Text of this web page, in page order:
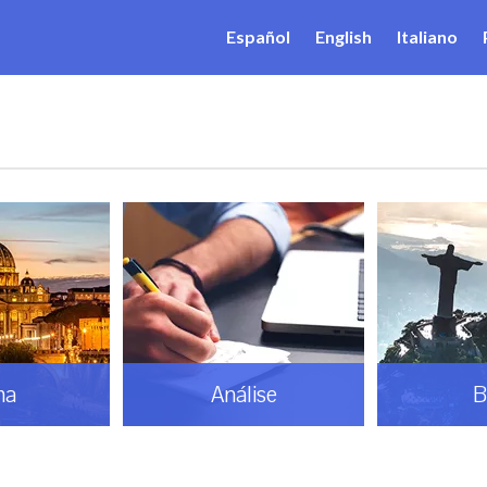
Español English Italiano
Análise